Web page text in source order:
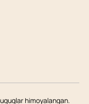
himoyalangan.